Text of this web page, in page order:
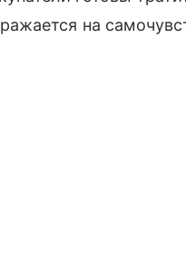
на